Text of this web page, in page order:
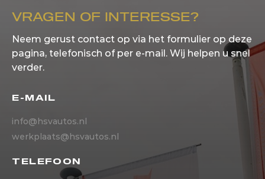
VRAGEN OF INTERESSE?
Neem gerust contact op via het formulier op deze
pagina, telefonisch of per e-mail. Wij helpen u snel
verder.
E-MAIL
info@hsvautos.nl
werkplaats@hsvautos.nl
TELEFOON